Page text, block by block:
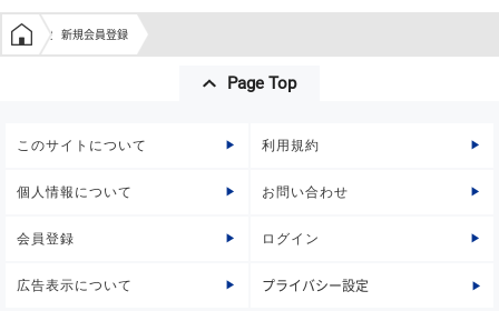
学生の窓口トップ
新規会員登録
Page Top
このサイトについて 利用規約
個人情報について お問い合わせ
会員登録 ログイン
広告表示について プライバシー設定